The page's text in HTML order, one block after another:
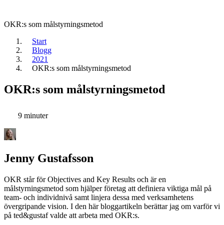
OKR:s som målstyrningsmetod
Start
Blogg
2021
OKR:s som målstyrningsmetod
OKR:s som målstyrningsmetod
9 minuter
Jenny Gustafsson
OKR står för Objectives and Key Results och är en
målstyrningsmetod som hjälper företag att definiera viktiga mål på
team- och individnivå samt linjera dessa med verksamhetens
övergripande vision. I den här bloggartikeln berättar jag om varför vi
på ted&gustaf valde att arbeta med OKR:s.